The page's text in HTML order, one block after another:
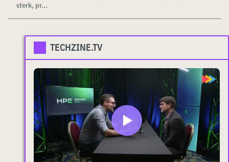
sterk, pr...
TECHZINE.TV